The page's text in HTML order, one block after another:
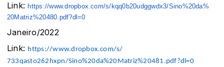
Link: https://www.dropbox.com/s/ kqq0b20udggwdx3/Sino%20da%
20Matriz%20480.pdf?dl=0
Janeiro/2022
Link: https://www.dropbox.com/s/
733qasto262hxpn/Sino%20da%20Matriz%20481.pdf?dl=0